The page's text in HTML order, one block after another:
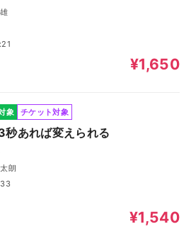
¥1,650
象 チケット対象
秒あれば変えられる
朗
¥1,540